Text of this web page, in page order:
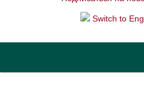
Switch to